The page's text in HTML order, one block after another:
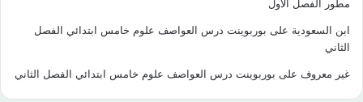
مطور الفصل الاول
ابن السعودية على بوربوينت درس العواصف علوم خامس ابتدائي الفصل
الثاني
غير معروف على بوربوينت درس العواصف علوم خامس ابتدائي الفصل الثاني